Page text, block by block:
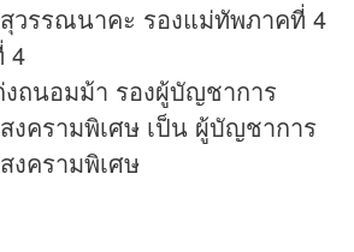
วรรณนาคะ รองแม่ทัพภาคที่ 4
4
ถนอมม้า รองผู้บัญชาการ
ครามพิเศษ เป็น ผู้บัญชาการ
ครามพิเศษ